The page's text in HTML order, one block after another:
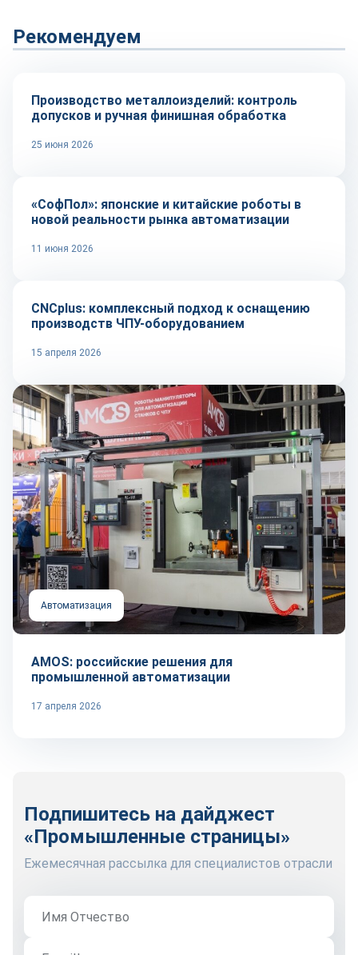
Рекомендуем
Автоматизация
Производство металлоизделий: контроль
допусков и ручная финишная обработка
25 июня 2026
Автоматизация
«СофПол»: японские и китайские роботы в
новой реальности рынка автоматизации
11 июня 2026
Оборудование и инструмент
CNCplus: комплексный подход к оснащению
производств ЧПУ-оборудованием
15 апреля 2026
Автоматизация
AMOS: российские решения для
промышленной автоматизации
17 апреля 2026
Подпишитесь на дайджест
«Промышленные страницы»
Ежемесячная рассылка для специалистов отрасли